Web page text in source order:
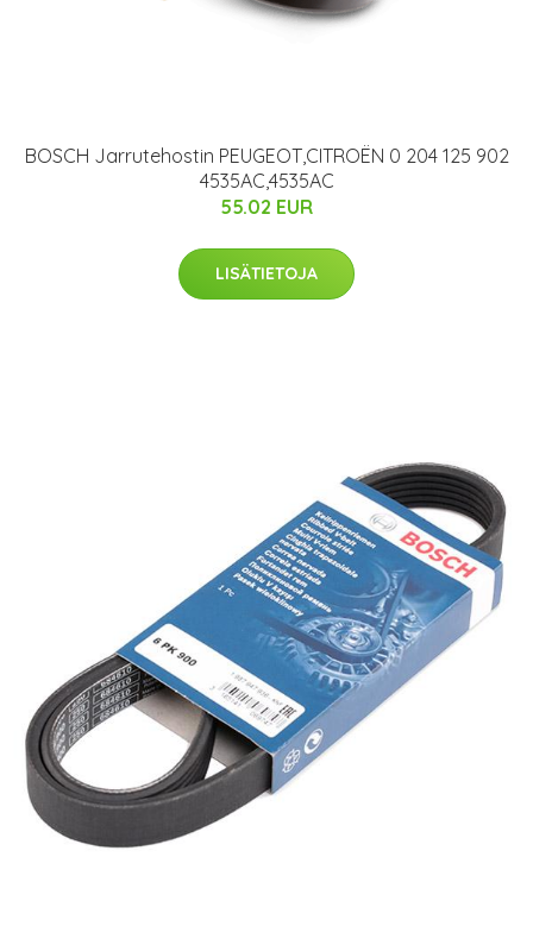
BOSCH Jarrutehostin PEUGEOT,CITROËN 0 204 125 902
4535AC,4535AC
55.02 EUR
LISÄTIETOJA